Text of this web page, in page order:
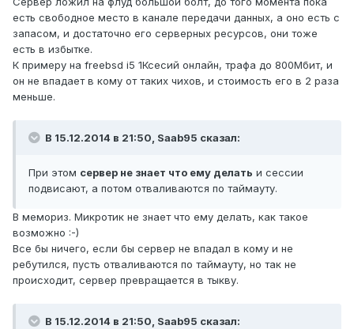
есть свободное место в канале передачи данных, а оно есть с
запасом, и достаточно его серверных ресурсов, они тоже
есть в избытке.
К примеру на freebsd i5 1Ксесий онлайн, трафа до 800Мбит, и
он не впадает в кому от таких чихов, и стоимость его в 2 раза
меньше.
В 15.12.2014 в 21:50, Saab95 сказал:
При этом сервер не знает что ему делать и сессии
подвисают, а потом отваливаются по таймауту.
В мемориз. Микротик не знает что ему делать, как такое
возможно :-)
Все бы ничего, если бы сервер не впадал в кому и не
ребутился, пусть отваливаются по таймауту, но так не
происходит, сервер превращается в тыкву.
В 15.12.2014 в 21:50, Saab95 сказал: